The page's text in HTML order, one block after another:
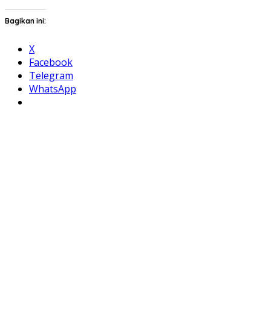
Bagikan ini:
X
Facebook
Telegram
WhatsApp